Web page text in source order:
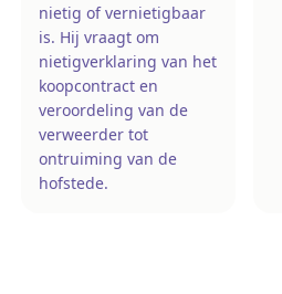
nietig of vernietigbaar
is. Hij vraagt om
nietigverklaring van het
koopcontract en
veroordeling van de
verweerder tot
ontruiming van de
hofstede.